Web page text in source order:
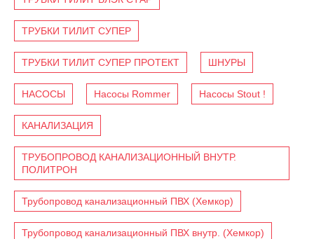
ТРУБКИ ТИЛИТ СУПЕР
ТРУБКИ ТИЛИТ СУПЕР ПРОТЕКТ ШНУРЫ
НАСОСЫ Насосы Rommer Насосы Stout !
КАНАЛИЗАЦИЯ
ТРУБОПРОВОД КАНАЛИЗАЦИОННЫЙ ВНУТР.
ПОЛИТРОН
Трубопровод канализационный ПВХ (Хемкор)
Трубопровод канализационный ПВХ внутр. (Хемкор)